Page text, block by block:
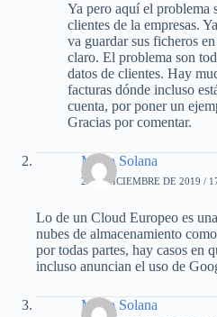
Ya pero aquí el problema
clientes de la empresas.
va guardar sus ficheros
claro. El problema son
datos de clientes. Hay
facturas dónde incluso
cuenta, por poner un
Gracias por comentar.
Mario Solana
2 DE DICIEMBRE DE 2019 /
Lo de un Cloud Europeo es
nubes de almacenamiento
por todas partes, hay casos en
incluso anuncian el uso de
Mario Solana